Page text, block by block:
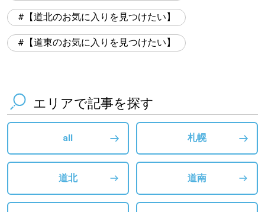
【道北のお気に入りを見つけたい】
【道東のお気に入りを見つけたい】
エリアで記事を探す
all 札幌
道北 道南